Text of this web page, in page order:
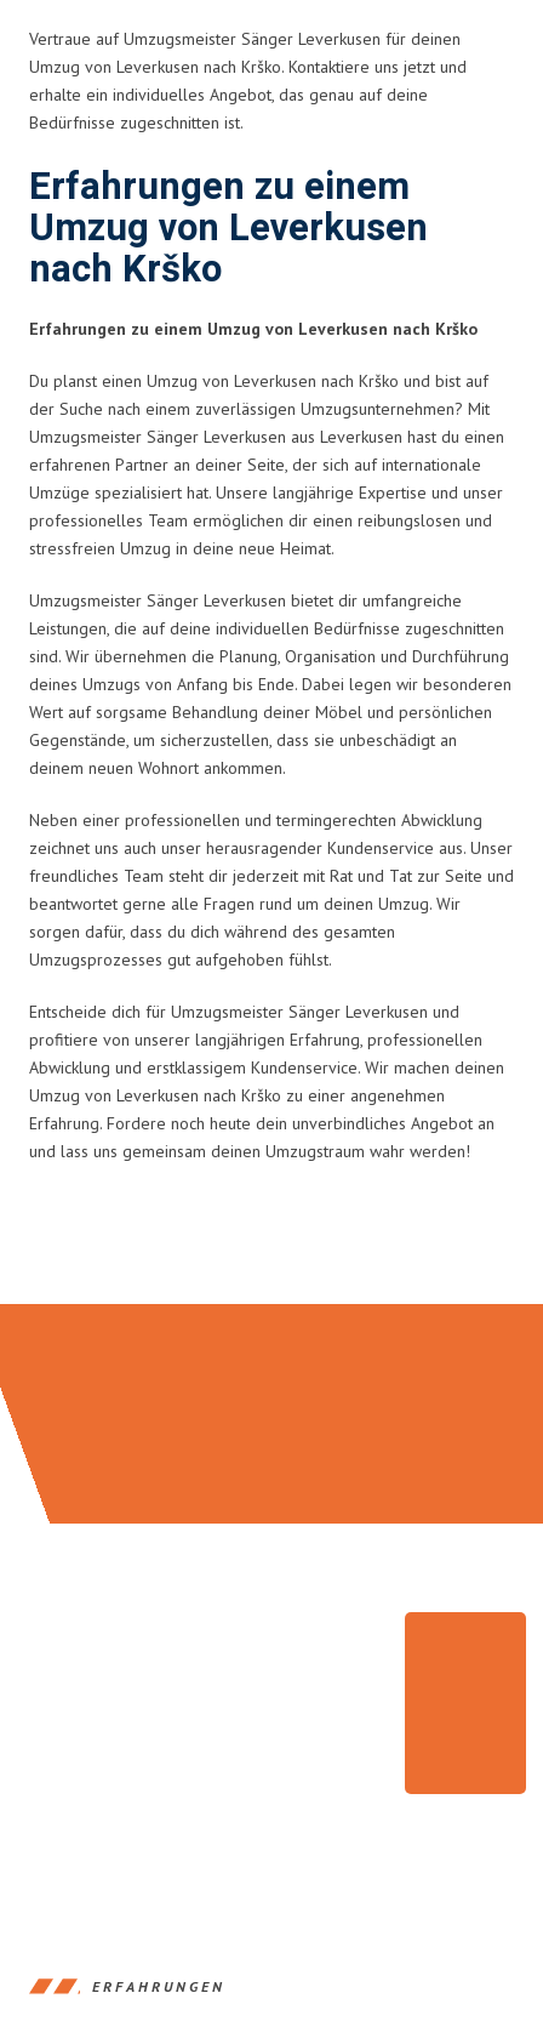
Vertraue auf Umzugsmeister Sänger Leverkusen für deinen
Umzug von Leverkusen nach Krško. Kontaktiere uns jetzt und
erhalte ein individuelles Angebot, das genau auf deine
Bedürfnisse zugeschnitten ist.
Erfahrungen zu einem
Umzug von Leverkusen
nach Krško
Erfahrungen zu einem Umzug von Leverkusen nach Krško
Du planst einen Umzug von Leverkusen nach Krško und bist auf
der Suche nach einem zuverlässigen Umzugsunternehmen? Mit
Umzugsmeister Sänger Leverkusen aus Leverkusen hast du einen
erfahrenen Partner an deiner Seite, der sich auf internationale
Umzüge spezialisiert hat. Unsere langjährige Expertise und unser
professionelles Team ermöglichen dir einen reibungslosen und
stressfreien Umzug in deine neue Heimat.
Umzugsmeister Sänger Leverkusen bietet dir umfangreiche
Leistungen, die auf deine individuellen Bedürfnisse zugeschnitten
sind. Wir übernehmen die Planung, Organisation und Durchführung
deines Umzugs von Anfang bis Ende. Dabei legen wir besonderen
Wert auf sorgsame Behandlung deiner Möbel und persönlichen
Gegenstände, um sicherzustellen, dass sie unbeschädigt an
deinem neuen Wohnort ankommen.
Neben einer professionellen und termingerechten Abwicklung
zeichnet uns auch unser herausragender Kundenservice aus. Unser
freundliches Team steht dir jederzeit mit Rat und Tat zur Seite und
beantwortet gerne alle Fragen rund um deinen Umzug. Wir
sorgen dafür, dass du dich während des gesamten
Umzugsprozesses gut aufgehoben fühlst.
Entscheide dich für Umzugsmeister Sänger Leverkusen und
profitiere von unserer langjährigen Erfahrung, professionellen
Abwicklung und erstklassigem Kundenservice. Wir machen deinen
Umzug von Leverkusen nach Krško zu einer angenehmen
Erfahrung. Fordere noch heute dein unverbindliches Angebot an
und lass uns gemeinsam deinen Umzugstraum wahr werden!
ERFAHRUNGEN